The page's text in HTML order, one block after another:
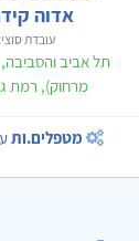
אדוה
עובדת
תל אביב והסביבה,
מרחוק), רמת
מטפלים.ות